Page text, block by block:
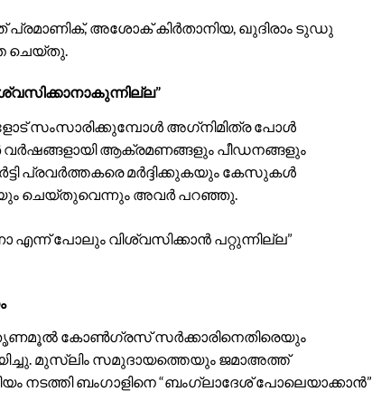
പ്രമാണിക്, അശോക് കിർതാനിയ, ഖുദിരാം ടുഡു
ചെയ്തു.
സംസാരിക്കുമ്പോൾ അഗ്‌നിമിത്ര പോൾ
വർഷങ്ങളായി ആക്രമണങ്ങളും പീഡനങ്ങളും
പ്രവർത്തകരെ മർദ്ദിക്കുകയും കേസുകൾ
ചെയ്തുവെന്നും അവർ പറഞ്ഞു.
എന്ന് പോലും വിശ്വസിക്കാൻ പറ്റുന്നില്ല”
തൃണമൂൽ കോൺഗ്രസ് സർക്കാരിനെതിരെയും
മുസ്ലിം സമുദായത്തെയും ജമാഅത്ത്
നടത്തി ബംഗാളിനെ “ബംഗ്ലാദേശ് പോലെയാക്കാൻ”